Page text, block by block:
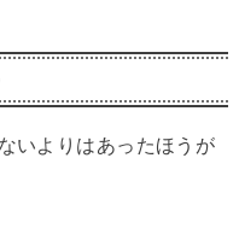
いよりはあったほうが